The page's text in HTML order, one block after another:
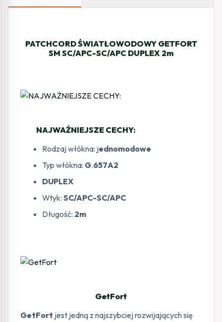
PATCHCORD ŚWIATŁOWODOWY GETFORT
SM SC/APC-SC/APC DUPLEX 2m
NAJWAŻNIEJSZE CECHY:
Rodzaj włókna: jednomodowe
Typ włókna: G.657A2
DUPLEX
Wtyk: SC/APC-SC/APC
Długość: 2m
GetFort
GetFort jest jedną z najszybciej rozwijających się